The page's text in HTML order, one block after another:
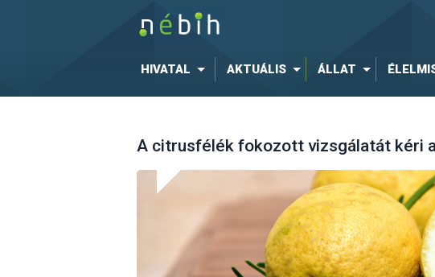
HIVATAL AKTUÁLIS ÁLLAT
A citrusfélék fokozott vizsgálatát kéri